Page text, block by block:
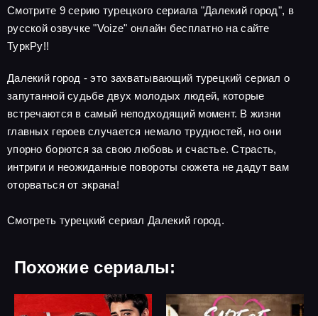
Смотрите 9 серию турецкого сериала "Далекий город", в
русской озвучке "Voize" онлайн бесплатно на сайте
ТуркРу!!
Далекий город - это захватывающий турецкий сериал о
запутанной судьбе двух молодых людей, которые
встречаются в самый неподходящий момент. В жизни
главных героев случается немало трудностей, но они
упорно борются за свою любовь и счастье. Страсть,
интриги и неожиданные повороты сюжета не дадут вам
оторваться от экрана!
Смотреть турецкий сериал Далекий город.
Похожие сериалы: